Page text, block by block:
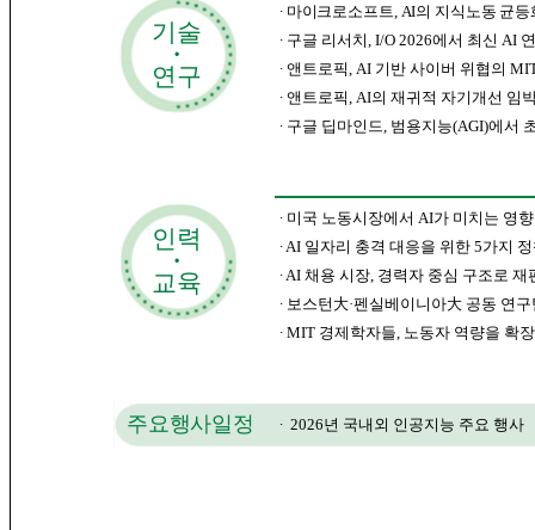
기술
･
연구
∙ 마이크로소프트, AI의 지식노동 균
∙ 구글 리서치, I/O 2026에서 최신 AI
∙ 앤트로픽, AI 기반 사이버 위협의
∙ 앤트로픽, AI의 재귀적 자기개선 임
∙ 구글 딥마인드, 범용지능(AGI)에서
인력
･
교육
∙ 미국 노동시장에서 AI가 미치는 영
∙ AI 일자리 충격 대응을 위한 5가지
∙ AI 채용 시장, 경력자 중심 구조로
∙ 보스턴大·펜실베이니아大 공동 연
∙ MIT 경제학자들, 노동자 역량을 확
주요행사일정 ∙ 2026년 국내외 인공지능 주요 행사